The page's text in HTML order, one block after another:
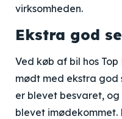
virksomheden.
Ekstra god
Ved køb af bil hos
mødt med ekstra god
er blevet besvaret,
blevet imødekommet.